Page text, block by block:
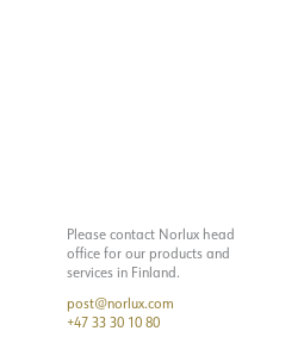
Please contact Norlux head
office for our products and
services in Finland.
post@norlux.com
+47 33 30 10 80